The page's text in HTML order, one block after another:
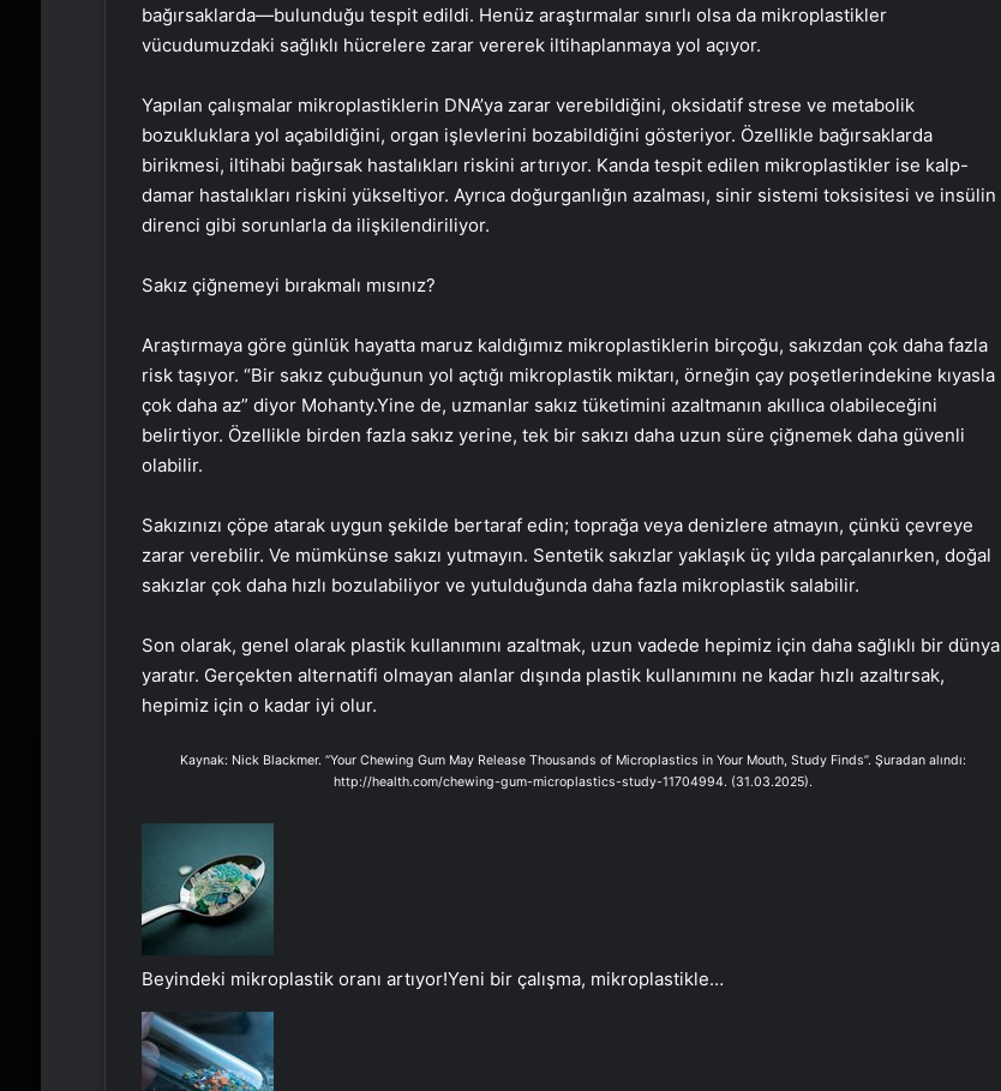
bağırsaklarda—bulunduğu tespit edildi. Henüz araştırmalar sınırlı olsa da mikroplastikler
vücudumuzdaki sağlıklı hücrelere zarar vererek iltihaplanmaya yol açıyor.
Yapılan çalışmalar mikroplastiklerin DNA’ya zarar verebildiğini, oksidatif strese ve metabolik
bozukluklara yol açabildiğini, organ işlevlerini bozabildiğini gösteriyor. Özellikle bağırsaklarda
birikmesi, iltihabi bağırsak hastalıkları riskini artırıyor. Kanda tespit edilen mikroplastikler ise kalp-
damar hastalıkları riskini yükseltiyor. Ayrıca doğurganlığın azalması, sinir sistemi toksisitesi ve insülin
direnci gibi sorunlarla da ilişkilendiriliyor.
Sakız çiğnemeyi bırakmalı mısınız?
Araştırmaya göre günlük hayatta maruz kaldığımız mikroplastiklerin birçoğu, sakızdan çok daha fazla
risk taşıyor. “Bir sakız çubuğunun yol açtığı mikroplastik miktarı, örneğin çay poşetlerindekine kıyasla
çok daha az” diyor Mohanty.Yine de, uzmanlar sakız tüketimini azaltmanın akıllıca olabileceğini
belirtiyor. Özellikle birden fazla sakız yerine, tek bir sakızı daha uzun süre çiğnemek daha güvenli
olabilir.
Sakızınızı çöpe atarak uygun şekilde bertaraf edin; toprağa veya denizlere atmayın, çünkü çevreye
zarar verebilir. Ve mümkünse sakızı yutmayın. Sentetik sakızlar yaklaşık üç yılda parçalanırken, doğal
sakızlar çok daha hızlı bozulabiliyor ve yutulduğunda daha fazla mikroplastik salabilir.
Son olarak, genel olarak plastik kullanımını azaltmak, uzun vadede hepimiz için daha sağlıklı bir dünya
yaratır. Gerçekten alternatifi olmayan alanlar dışında plastik kullanımını ne kadar hızlı azaltırsak,
hepimiz için o kadar iyi olur.
Kaynak: Nick Blackmer. “Your Chewing Gum May Release Thousands of Microplastics in Your Mouth, Study Finds”. Şuradan alındı:
http://health.com/chewing-gum-microplastics-study-11704994. (31.03.2025).
Beyindeki mikroplastik oranı artıyor!Yeni bir çalışma, mikroplastikle…